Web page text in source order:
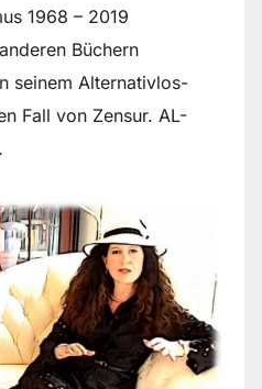
1968 – 2019
Büchern
seinem Alternativlos-
Fall von Zensur. AL-